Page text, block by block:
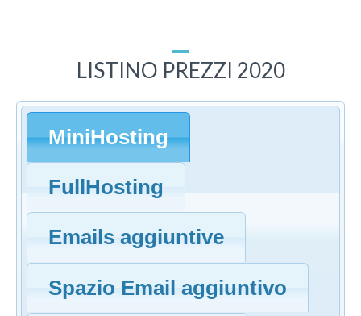
LISTINO PREZZI 2020
MiniHosting
FullHosting
Emails aggiuntive
Spazio Email aggiuntivo